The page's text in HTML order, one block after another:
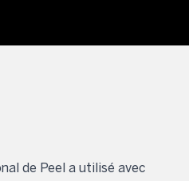
de Peel a utilisé avec